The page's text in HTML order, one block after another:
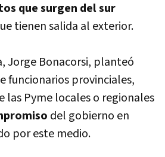
que surgen del sur
tienen salida al exterior.
Jorge Bonacorsi, planteó
funcionarios provinciales,
las Pyme locales o regionales
del gobierno en
por este medio.